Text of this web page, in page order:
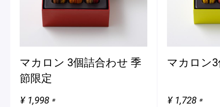
マカロン 3個詰合わせ 季
節限定
¥ 1,998 ※
マカロン
¥ 1,728 ※